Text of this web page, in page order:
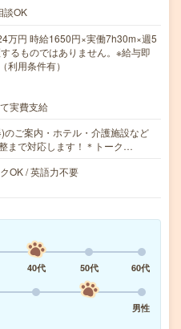
OK
円 時給1650円×実働7h30m×週5
るものではありません。※給与即
利用条件有）
実費支給
のご案内・ホテル・介護施設など
まで対応します！＊トーク…
OK / 英語力不要
40代 50代
60代
男性